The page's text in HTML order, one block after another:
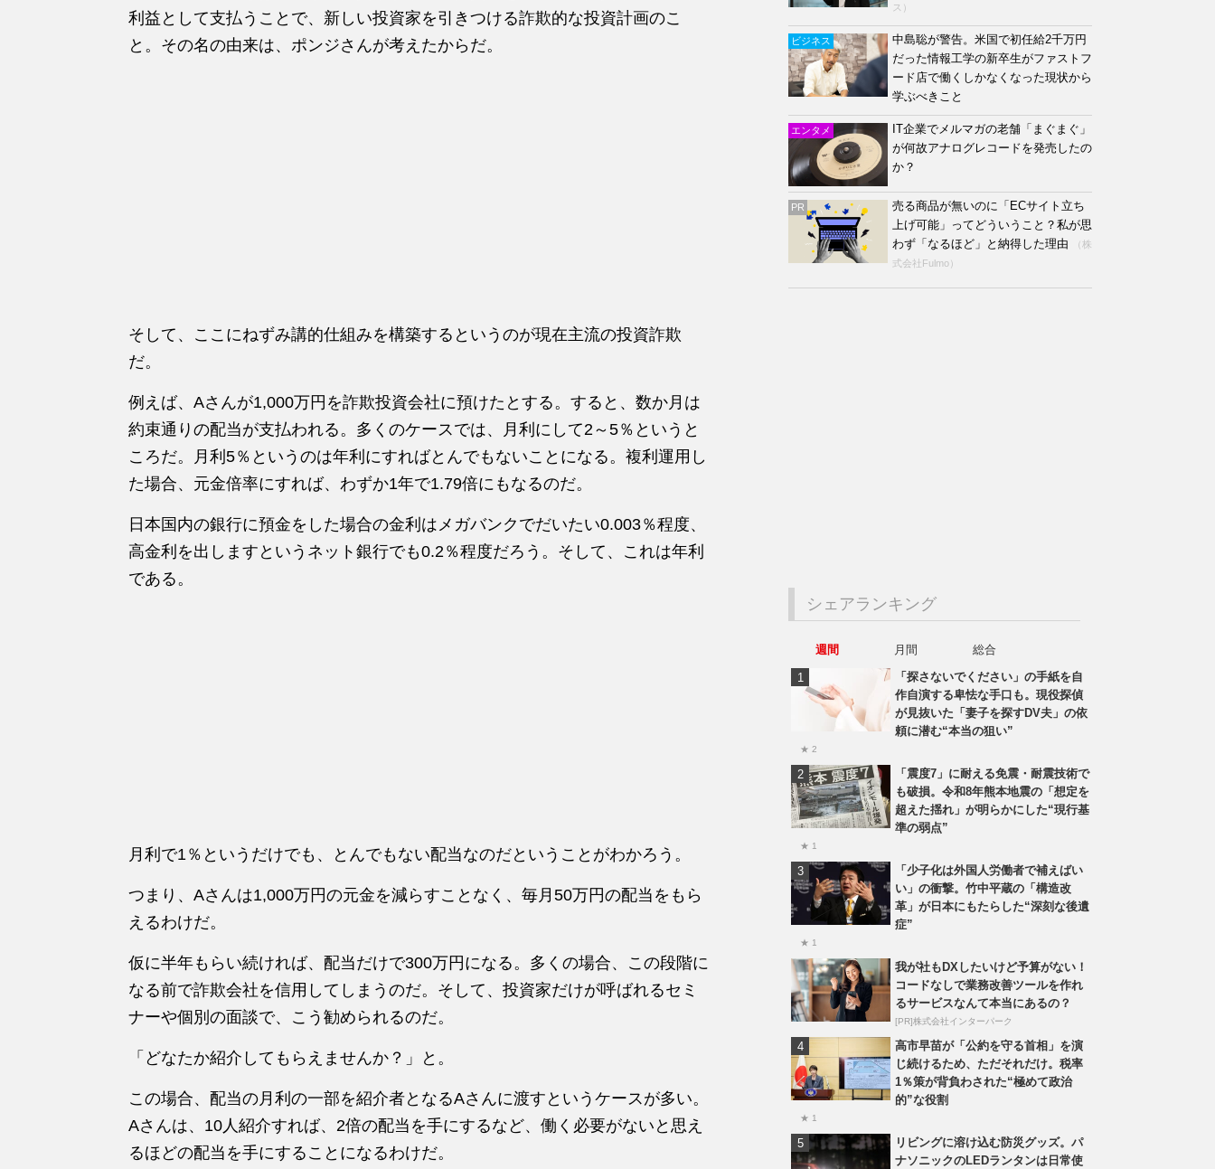
利益として支払うことで、新しい投資家を引きつける詐欺的な投資計画のこ
と。その名の由来は、ポンジさんが考えたからだ。
そして、ここにねずみ講的仕組みを構築するというのが現在主流の投資詐欺
だ。
例えば、Aさんが1,000万円を詐欺投資会社に預けたとする。すると、数か月は
約束通りの配当が支払われる。多くのケースでは、月利にして2～5％というと
ころだ。月利5％というのは年利にすればとんでもないことになる。複利運用し
た場合、元金倍率にすれば、わずか1年で1.79倍にもなるのだ。
日本国内の銀行に預金をした場合の金利はメガバンクでだいたい0.003％程度、
高金利を出しますというネット銀行でも0.2％程度だろう。そして、これは年利
である。
月利で1％というだけでも、とんでもない配当なのだということがわかろう。
つまり、Aさんは1,000万円の元金を減らすことなく、毎月50万円の配当をもら
えるわけだ。
仮に半年もらい続ければ、配当だけで300万円になる。多くの場合、この段階に
なる前で詐欺会社を信用してしまうのだ。そして、投資家だけが呼ばれるセミ
ナーや個別の面談で、こう勧められるのだ。
「どなたか紹介してもらえませんか？」と。
この場合、配当の月利の一部を紹介者となるAさんに渡すというケースが多い。
Aさんは、10人紹介すれば、2倍の配当を手にするなど、働く必要がないと思え
るほどの配当を手にすることになるわけだ。
ス）
ビジネス
中島聡が警告。米国で初任給2千万円
だった情報工学の新卒生がファストフ
ード店で働くしかなくなった現状から
学ぶべきこと
エンタメ
IT企業でメルマガの老舗「まぐまぐ」
が何故アナログレコードを発売したの
か？
PR
売る商品が無いのに「ECサイト立ち
上げ可能」ってどういうこと？私が思
わず「なるほど」と納得した理由
（株
式会社Fulmo）
シェアランキング
週間 月間
総合
「探さないでください」の手紙を自
作自演する卑怯な手口も。現役探偵
が見抜いた「妻子を探すDV夫」の依
頼に潜む“本当の狙い”
★ 2
「震度7」に耐える免震・耐震技術で
も破損。令和8年熊本地震の「想定を
超えた揺れ」が明らかにした“現行基
準の弱点”
★ 1
「少子化は外国人労働者で補えばい
い」の衝撃。竹中平蔵の「構造改
革」が日本にもたらした“深刻な後遺
症”
★ 1
我が社もDXしたいけど予算がない！
コードなしで業務改善ツールを作れ
るサービスなんて本当にあるの？
[PR]株式会社インターパーク
高市早苗が「公約を守る首相」を演
じ続けるため、ただそれだけ。税率
1％策が背負わされた“極めて政治
的”な役割
★ 1
リビングに溶け込む防災グッズ。パ
ナソニックのLEDランタンは日常使